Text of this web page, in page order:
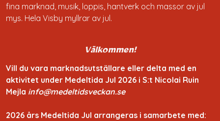
fina marknad, musik, loppis, hantverk och massor av jul
mys. Hela Visby myllrar av jul.
Välkommen!
Vill du vara marknadsutställare eller delta med en
aktivitet under Medeltida Jul 2026 i S:t Nicolai Ruin
Mejla info@medeltidsveckan.se
2026 års Medeltida Jul arrangeras i samarbete med: